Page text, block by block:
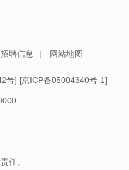
招聘信息 | 网站地图
号] [京ICP备05004340号-1]
任。